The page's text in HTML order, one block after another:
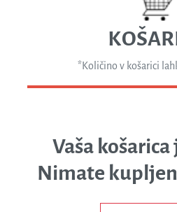
*Količino v košarici
Vaša
Nimate